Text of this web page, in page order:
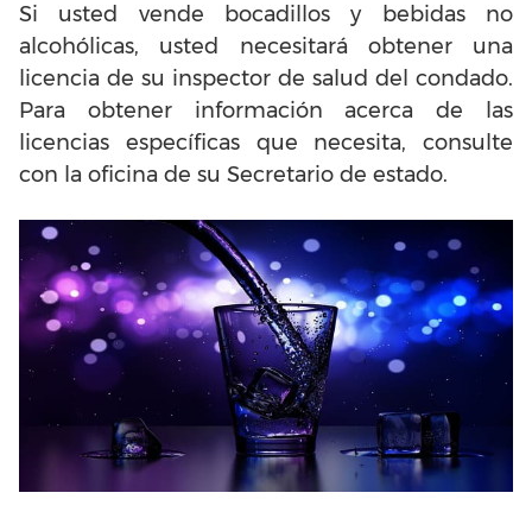
Si usted vende bocadillos y bebidas no
alcohólicas, usted necesitará obtener una
licencia de su inspector de salud del condado.
Para obtener información acerca de las
licencias específicas que necesita, consulte
con la oficina de su Secretario de estado.